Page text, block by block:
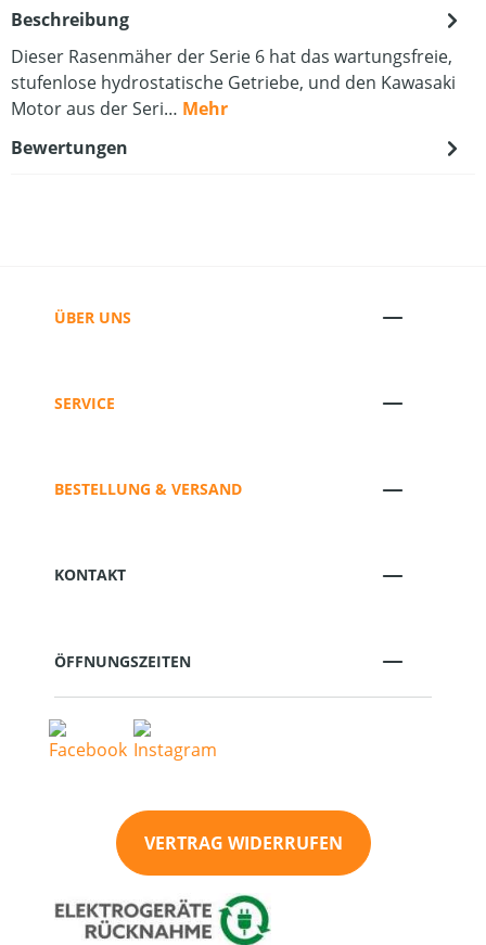
Beschreibung
Dieser Rasenmäher der Serie 6 hat das wartungsfreie,
stufenlose hydrostatische Getriebe, und den Kawasaki
Motor aus der Seri… Mehr
Bewertungen
ÜBER UNS
SERVICE
BESTELLUNG & VERSAND
KONTAKT
ÖFFNUNGSZEITEN
VERTRAG WIDERRUFEN